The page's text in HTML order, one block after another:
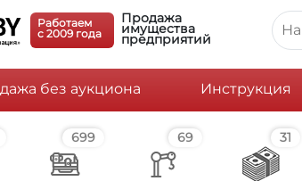
Работаем
c 2009 года
Продажа
имущества
предприятий
без аукциона Инструкция
699 69 31